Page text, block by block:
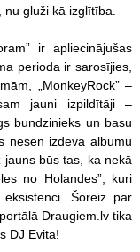
gluži kā izglītība.
ir apliecinājušas
perioda ir sarosījies,
„MonkeyRock” –
jauni izpildītāji –
bundzinieks un basu
nesen izdeva albumu
jauns būs tas, ka nekā
no Holandes”, kuri
Šoreiz par
Draugiem.lv tika
DJ Evita!